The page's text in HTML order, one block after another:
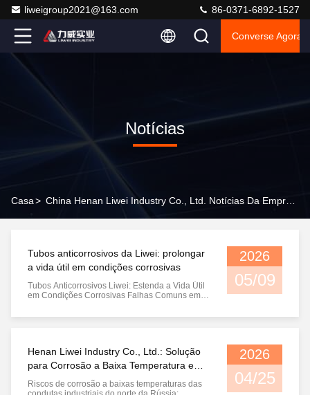
liweigroup2021@163.com 86-0371-6892-1527
Converse Agora
Notícias
Casa>
Tubos anticorrosivos da Liwei: prolongar
a vida útil em condições corrosivas
Tubos Anticorrosivos Liwei: Estenda a Vida Útil
em Condições Corrosivas Falhas Comuns em
aplicações químicas, de energia, tratamento de
2026
05/09
Henan Liwei Industry Co., Ltd.: Solução
para Corrosão a Baixa Temperatura em
Tubulações Industriais do Norte da
Riscos de corrosão a baixas temperaturas das
2026
04/25